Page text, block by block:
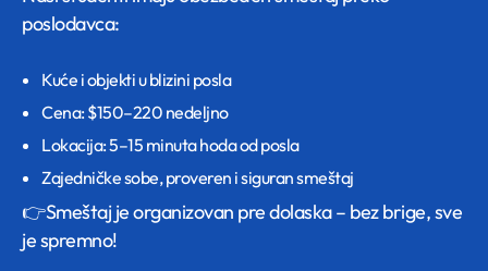
poslodavca:
Kuće i objekti u blizini posla
Cena: $150–220 nedeljno
Lokacija: 5–15 minuta hoda od posla
Zajedničke sobe, proveren i siguran smeštaj
👉Smeštaj je organizovan pre dolaska – bez brige, sve
je spremno!